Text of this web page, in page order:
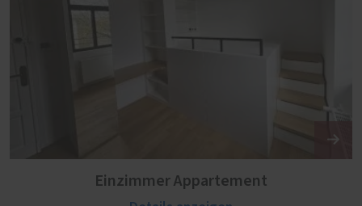
Einzimmer Appartement